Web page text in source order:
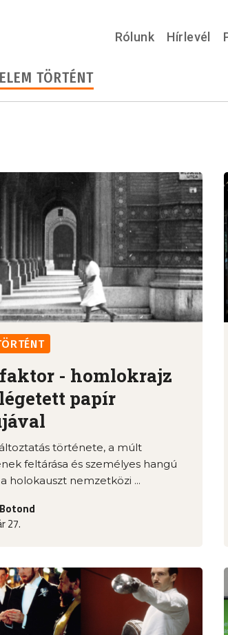
Rólunk Hírlevél
TÖRTÉNT
- homlokrajz
papír
története, a múlt
feltárása és személyes hangú
holokauszt nemzetközi ...
27.